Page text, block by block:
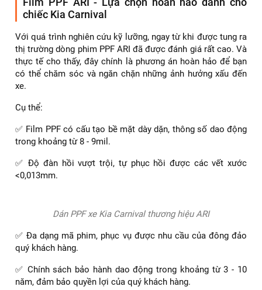
Film PPF ARI - Lựa chọn hoàn hảo dành cho
chiếc Kia Carnival
Với quá trình nghiên cứu kỹ lưỡng, ngay từ khi được tung ra
có thể chăm sóc và ngăn chặn những ảnh hưởng xấu đến
Cụ thể:
✅ Film PPF có cấu tạo bề mặt dày dặn, thông số dao động
trong khoảng từ 8 - 9mil.